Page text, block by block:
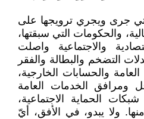
جرى ويجري ترويجها على
والحكومات التي سبقتها،
والاجتماعية واصلت
التضخم والبطالة والفقر
والحسابات الخارجية،
ومرافق الخدمات العامة
الحماية الاجتماعية،
ولا يبدو، في الأفق، أيّ